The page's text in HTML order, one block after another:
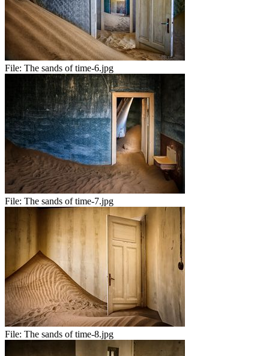
File: The sands of time-6.jpg
File: The sands of time-7.jpg
File: The sands of time-8.jpg